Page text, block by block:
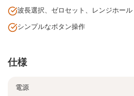
波長選択、ゼロセット、レンジホー
シンプルなボタン操作
仕様
電源